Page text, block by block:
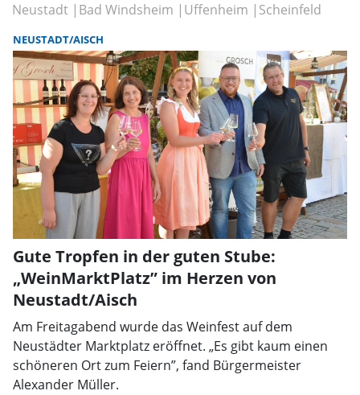
Neustadt Bad Windsheim Uffenheim Scheinfeld
NEUSTADT/AISCH
Gute Tropfen in der guten Stube:
„WeinMarktPlatz” im Herzen von
Neustadt/Aisch
Am Freitagabend wurde das Weinfest auf dem
Neustädter Marktplatz eröffnet. „Es gibt kaum einen
schöneren Ort zum Feiern”, fand Bürgermeister
Alexander Müller.